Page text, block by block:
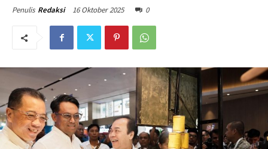
Penulis Redaksi 16 Oktober 2025 0